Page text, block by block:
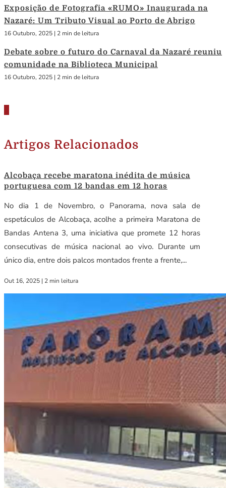
Exposição de Fotografia «RUMO» Inaugurada na
Nazaré: Um Tributo Visual ao Porto de Abrigo
16 Outubro, 2025 | 2 min de leitura
Debate sobre o futuro do Carnaval da Nazaré reuniu
comunidade na Biblioteca Municipal
16 Outubro, 2025 | 2 min de leitura
Artigos Relacionados
Alcobaça recebe maratona inédita de música
portuguesa com 12 bandas em 12 horas
No dia 1 de Novembro, o Panorama, nova sala de
espetáculos de Alcobaça, acolhe a primeira Maratona de
Bandas Antena 3, uma iniciativa que promete 12 horas
consecutivas de música nacional ao vivo. Durante um
único dia, entre dois palcos montados frente a frente,...
Out 16, 2025 | 2 min leitura